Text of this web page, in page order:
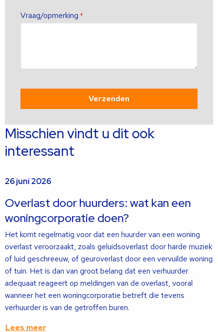
Vraag/opmerking *
Misschien vindt u dit ook
interessant
26 juni 2026
Overlast door huurders: wat kan een
woningcorporatie doen?
Het komt regelmatig voor dat een huurder van een woning
overlast veroorzaakt, zoals geluidsoverlast door harde muziek
of luid geschreeuw, of geuroverlast door een vervuilde woning
of tuin. Het is dan van groot belang dat een verhuurder
adequaat reageert op meldingen van de overlast, vooral
wanneer het een woningcorporatie betreft die tevens
verhuurder is van de getroffen buren.
Lees meer